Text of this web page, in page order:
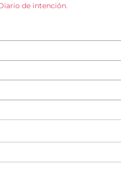
de intención.